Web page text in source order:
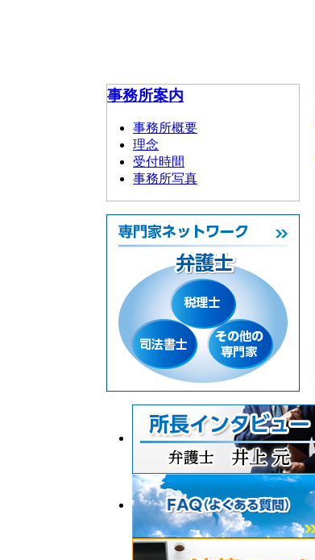
事務所案内
事務所概要
理念
受付時間
事務所写真